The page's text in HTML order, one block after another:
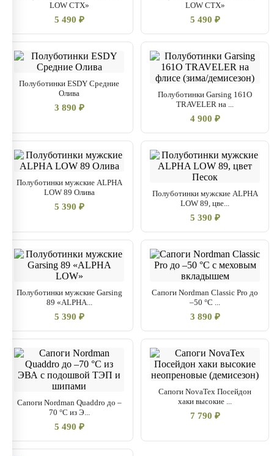
LOW CTX»
5 490 ₽
LOW CTX»
5 490 ₽
Полуботинки ESDY Средние
Олива
3 890 ₽
Полуботинки Garsing 161О
TRAVELER на ...
4 900 ₽
Полуботинки мужские ALPHA
LOW 89 Олива
5 390 ₽
Полуботинки мужские ALPHA
LOW 89, цве...
5 390 ₽
Полуботинки мужские Garsing
89 «ALPHA...
5 390 ₽
Сапоги Nordman Classic Pro до
–50 °C ...
3 890 ₽
Сапоги Nordman Quaddro до –
70 °C из Э...
5 490 ₽
Сапоги NovaTex Посейдон
хаки высокие ...
7 790 ₽